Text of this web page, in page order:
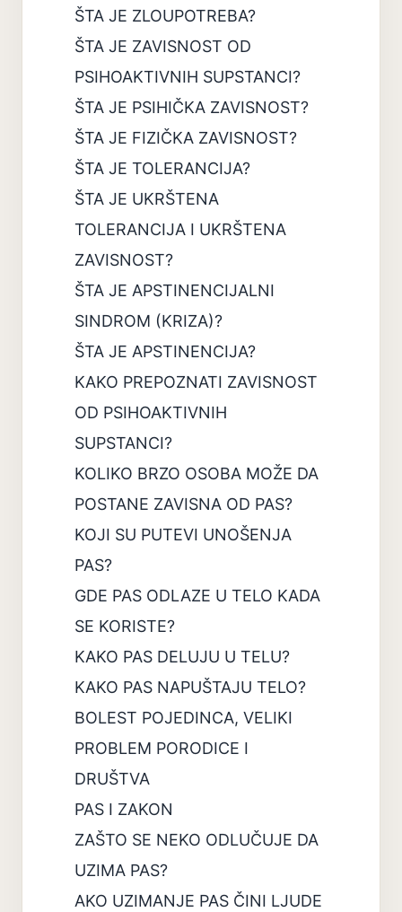
ŠTA JE ZLOUPOTREBA?
ŠTA JE ZAVISNOST OD
PSIHOAKTIVNIH SUPSTANCI?
ŠTA JE PSIHIČKA ZAVISNOST?
ŠTA JE FIZIČKA ZAVISNOST?
ŠTA JE TOLERANCIJA?
ŠTA JE UKRŠTENA
TOLERANCIJA I UKRŠTENA
ZAVISNOST?
ŠTA JE APSTINENCIJALNI
SINDROM (KRIZA)?
ŠTA JE APSTINENCIJA?
KAKO PREPOZNATI ZAVISNOST
OD PSIHOAKTIVNIH
SUPSTANCI?
KOLIKO BRZO OSOBA MOŽE DA
POSTANE ZAVISNA OD PAS?
KOJI SU PUTEVI UNOŠENJA
PAS?
GDE PAS ODLAZE U TELO KADA
SE KORISTE?
KAKO PAS DELUJU U TELU?
KAKO PAS NAPUŠTAJU TELO?
BOLEST POJEDINCA, VELIKI
PROBLEM PORODICE I
DRUŠTVA
PAS I ZAKON
ZAŠTO SE NEKO ODLUČUJE DA
UZIMA PAS?
AKO UZIMANJE PAS ČINI LJUDE